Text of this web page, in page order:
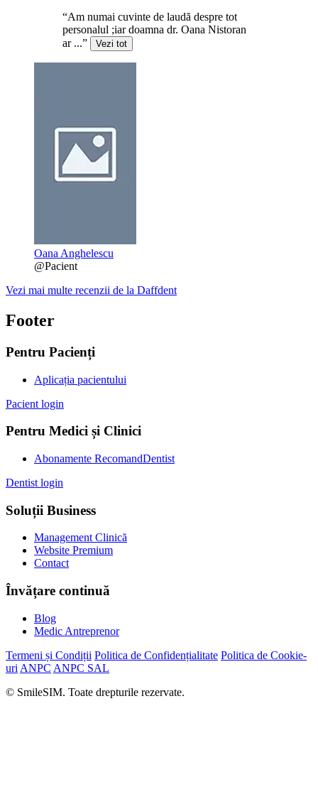
“Am numai cuvinte de laudă despre tot
personalul ;iar doamna dr. Oana Nistoran
ar ...”
Vezi tot
Oana Anghelescu
@Pacient
Vezi mai multe recenzii de la Daffdent
Footer
Pentru Pacienți
Aplicația pacientului
Pacient login
Pentru Medici și Clinici
Abonamente RecomandDentist
Dentist login
Soluții Business
Management Clinică
Website Premium
Contact
Învățare continuă
Blog
Medic Antreprenor
Termeni și Condiții Politica de Confidențialitate Politica de Cookie-
uri ANPC ANPC SAL
© SmileSIM. Toate drepturile rezervate.